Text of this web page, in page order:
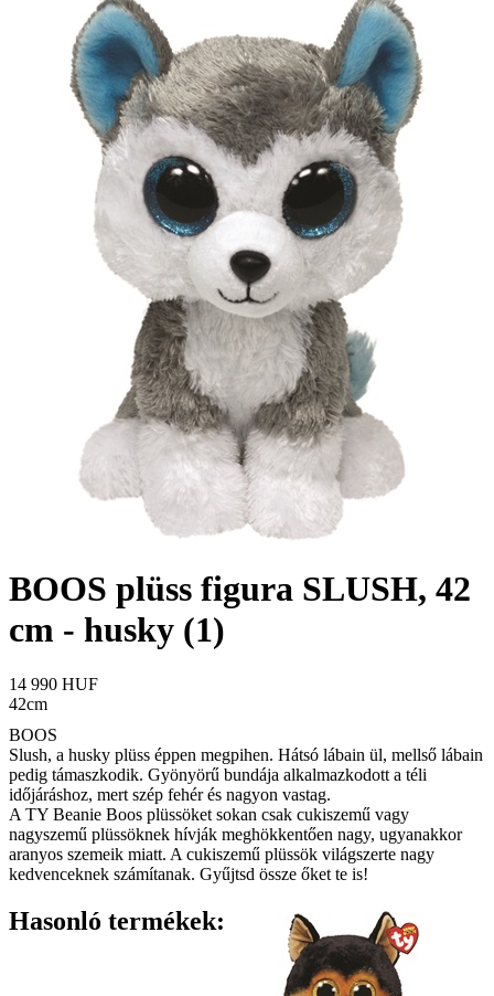
BOOS plüss figura SLUSH, 42
cm - husky (1)
14 990 HUF
42cm
BOOS
Slush, a husky plüss éppen megpihen. Hátsó lábain ül, mellső lábain
pedig támaszkodik. Gyönyörű bundája alkalmazkodott a téli
időjáráshoz, mert szép fehér és nagyon vastag.
A TY Beanie Boos plüssöket sokan csak cukiszemű vagy
nagyszemű plüssöknek hívják meghökkentően nagy, ugyanakkor
aranyos szemeik miatt. A cukiszemű plüssök világszerte nagy
kedvenceknek számítanak. Gyűjtsd össze őket te is!
Hasonló termékek: